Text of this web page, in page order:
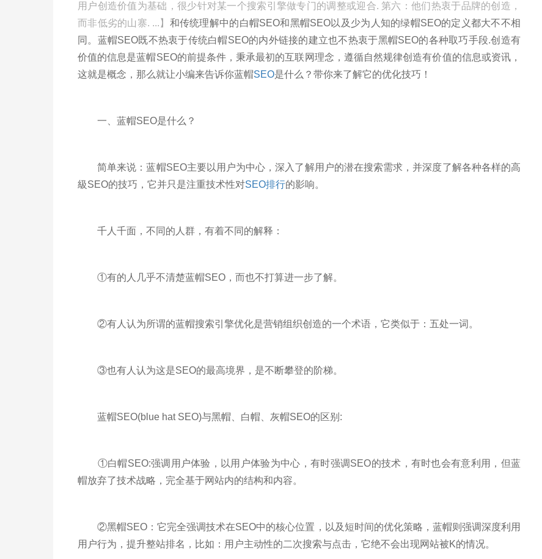
用户创造价值为基础，很少针对某一个搜索引擎做专门的调整或迎合. 第六：他们热衷于品牌的创造，
而非低劣的山寨. ...】 和传统理解中的白帽SEO和黑帽SEO以及少为人知的绿帽SEO的定义都大不不相
同。蓝帽SEO既不热衷于传统白帽SEO的内外链接的建立也不热衷于黑帽SEO的各种取巧手段.创造有
价值的信息是蓝帽SEO的前提条件，秉承最初的互联网理念，遵循自然规律创造有价值的信息或资讯，
这就是概念，那么就让小编来告诉你蓝帽SEO是什么？带你来了解它的优化技巧！
一、蓝帽SEO是什么？
简单来说：蓝帽SEO主要以用户为中心，深入了解用户的潜在搜索需求，并深度了解各种各样的高
級SEO的技巧，它并只是注重技术性对SEO排行的影响。
千人千面，不同的人群，有着不同的解释：
①有的人几乎不清楚蓝帽SEO，而也不打算进一步了解。
②有人认为所谓的蓝帽搜索引擎优化是营销组织创造的一个术语，它类似于：五处一词。
③也有人认为这是SEO的最高境界，是不断攀登的阶梯。
蓝帽SEO(blue hat SEO)与黑帽、白帽、灰帽SEO的区别:
①白帽SEO:强调用户体验，以用户体验为中心，有时强调SEO的技术，有时也会有意利用，但蓝
帽放弃了技术战略，完全基于网站内的结构和内容。
②黑帽SEO：它完全强调技术在SEO中的核心位置，以及短时间的优化策略，蓝帽则强调深度利用
用户行为，提升整站排名，比如：用户主动性的二次搜索与点击，它绝不会出现网站被K的情况。